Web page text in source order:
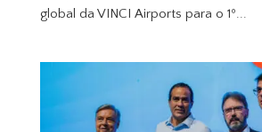
global da VINCI Airports para o 1º...